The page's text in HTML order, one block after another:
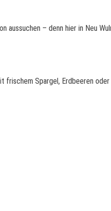
– denn hier in Neu
Spargel, Erdbeeren